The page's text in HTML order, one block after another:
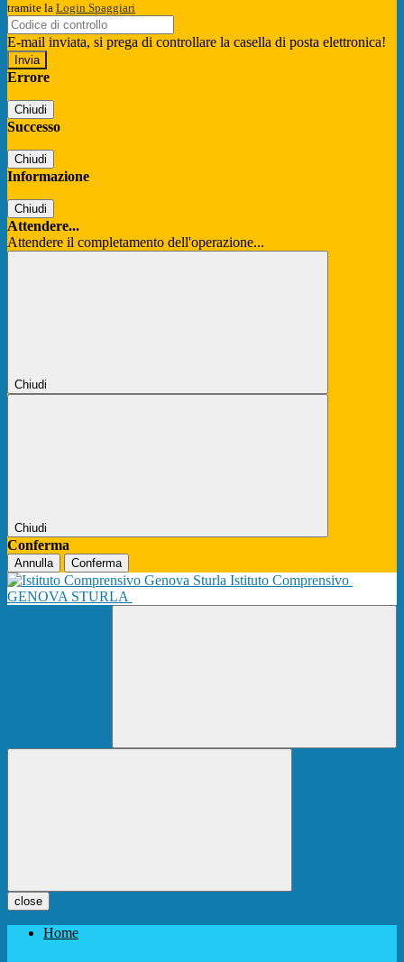
tramite la Login Spaggiari
E-mail inviata, si prega di controllare la casella di posta elettronica!
Errore
Chiudi
Successo
Chiudi
Informazione
Chiudi
Attendere...
Attendere il completamento dell'operazione...
Chiudi
Chiudi
Conferma
Annulla Conferma
Istituto Comprensivo
GENOVA STURLA
close
Home